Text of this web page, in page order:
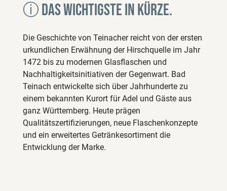
ⓘ Das wichtigste in Kürze.
Die Geschichte von Teinacher reicht von der ersten
urkundlichen Erwähnung der Hirschquelle im Jahr
1472 bis zu modernen Glasflaschen und
Nachhaltigkeitsinitiativen der Gegenwart. Bad
Teinach entwickelte sich über Jahrhunderte zu
einem bekannten Kurort für Adel und Gäste aus
ganz Württemberg. Heute prägen
Qualitätszertifizierungen, neue Flaschenkonzepte
und ein erweitertes Getränkesortiment die
Entwicklung der Marke.